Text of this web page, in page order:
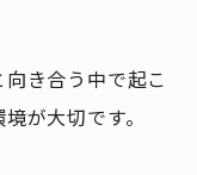
き合う中で起こ
が大切です。